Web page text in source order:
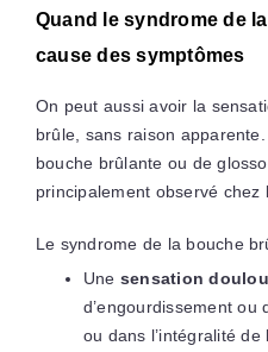
Quand le syndrome de
cause des symptômes
On peut aussi avoir la
brûle, sans raison
bouche brûlante ou de
principalement observé chez
Le syndrome de la bouche
Une sensation
d’engourdissement ou
ou dans l’intégralité